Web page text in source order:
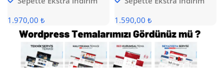
1.970,00 ₺
1.590,00 ₺